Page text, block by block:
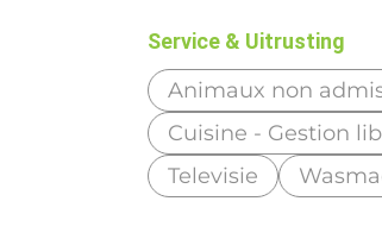
Service & Uitrusting
Animaux non
Cuisine - Gestion
Televisie